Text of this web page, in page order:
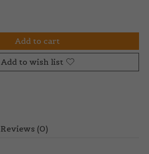
Add to cart
Add to wish list
Reviews (0)